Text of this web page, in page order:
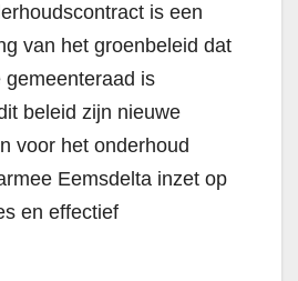
is een
van het groenbeleid dat
gemeenteraad is
beleid zijn nieuwe
voor het onderhoud
Eemsdelta inzet op
en effectief